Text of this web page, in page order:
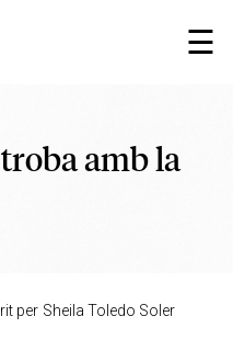
☰
×
amb la
per Sheila Toledo Soler